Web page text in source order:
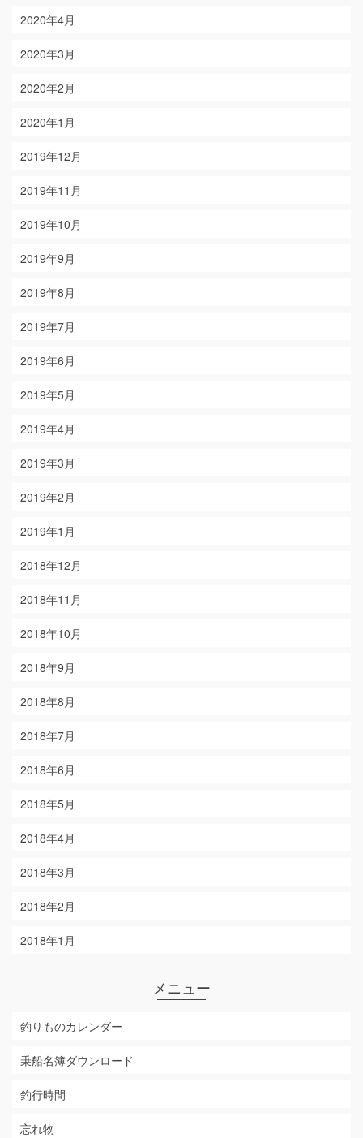
2020年4月
2020年3月
2020年2月
2020年1月
2019年12月
2019年11月
2019年10月
2019年9月
2019年8月
2019年7月
2019年6月
2019年5月
2019年4月
2019年3月
2019年2月
2019年1月
2018年12月
2018年11月
2018年10月
2018年9月
2018年8月
2018年7月
2018年6月
2018年5月
2018年4月
2018年3月
2018年2月
2018年1月
メニュー
釣りものカレンダー
乗船名簿ダウンロード
釣行時間
忘れ物